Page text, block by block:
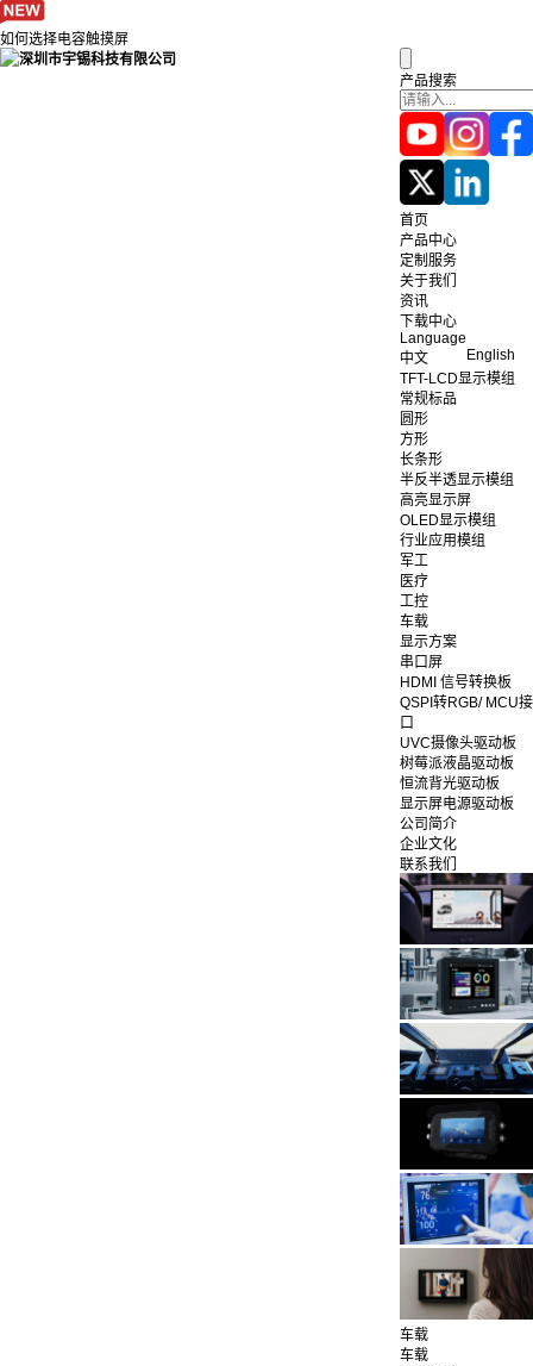
如何选择电容触摸屏
产品搜索
首页
产品中心
定制服务
关于我们
资讯
下载中心
Language
中文
English
TFT-LCD显示模组
常规标品
圆形
方形
长条形
半反半透显示模组
高亮显示屏
OLED显示模组
行业应用模组
军工
医疗
工控
车载
显示方案
串口屏
HDMI 信号转换板
QSPI转RGB/ MCU接
口
UVC摄像头驱动板
树莓派液晶驱动板
恒流背光驱动板
显示屏电源驱动板
公司简介
企业文化
联系我们
车载
车载